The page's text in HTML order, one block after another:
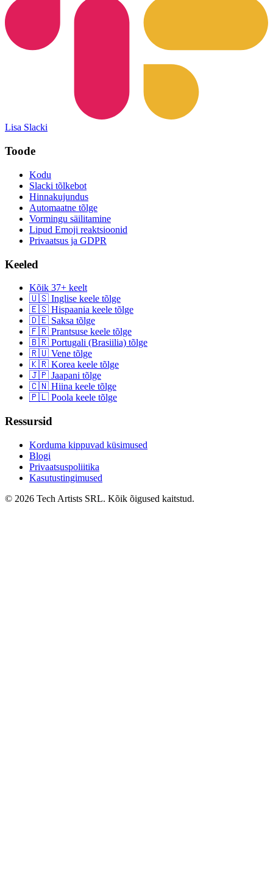
Lisa Slacki
Toode
Kodu
Slacki tõlkebot
Hinnakujundus
Automaatne tõlge
Vormingu säilitamine
Lipud Emoji reaktsioonid
Privaatsus ja GDPR
Keeled
Kõik 37+ keelt
🇺🇸 Inglise keele tõlge
🇪🇸 Hispaania keele tõlge
🇩🇪 Saksa tõlge
🇫🇷 Prantsuse keele tõlge
🇧🇷 Portugali (Brasiilia) tõlge
🇷🇺 Vene tõlge
🇰🇷 Korea keele tõlge
🇯🇵 Jaapani tõlge
🇨🇳 Hiina keele tõlge
🇵🇱 Poola keele tõlge
Ressursid
Korduma kippuvad küsimused
Blogi
Privaatsuspoliitika
Kasutustingimused
© 2026 Tech Artists SRL. Kõik õigused kaitstud.